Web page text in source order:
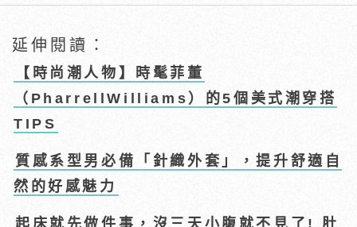
延伸閱讀：
【時尚潮人物】時髦菲董
（PharrellWilliams）的5個美式潮穿搭
TIPS
質感系型男必備「針織外套」，提升舒適自
然的好感魅力
起床就先做件事，沒三天小腹就不見了! 肚